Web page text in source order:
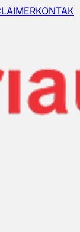
KONTAK